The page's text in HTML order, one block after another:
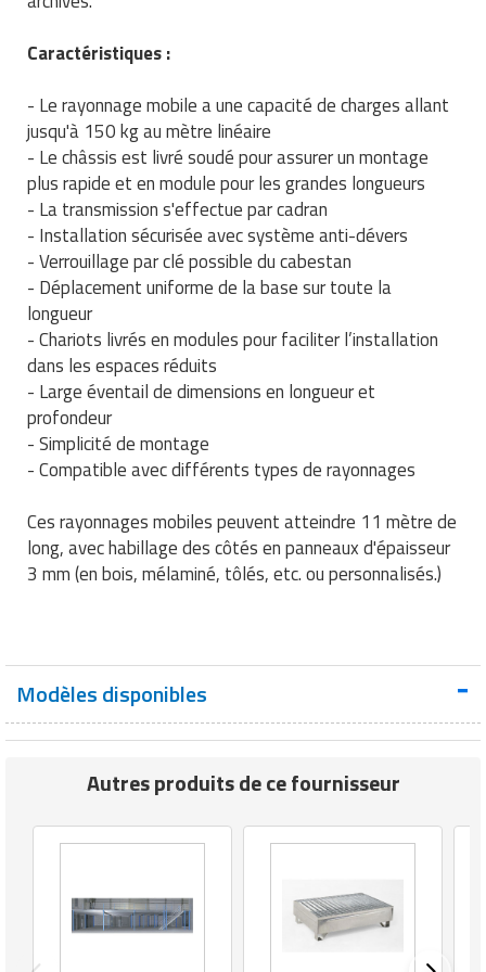
Vitrines pour magasin
Traitement des eaux
Trancheuse professionnelle
Transformateur électrique
Tubes et profilés
Tuyau flexible
Tuyau galvanisé
Tuyau renforcé
Ventilateurs et aération d'atelier
Traitement des surfaces
Traitement du linge
Vestiaires et casiers
Equipements de karting
Equipements pour patinage
Equipements pour roller
Equipements pour skateboard
Equipements pour stade et terrain
sportif
Jeu gymnique
Loisirs
Matériel de fitness
Vêtement sportif
Plats et plateaux
Pompes à sauce
Portes commandes restaurant
Présentoir pour restaurant
Réchaud professionnel
Réfrigérateur professionnel
Restauration foraine
Robinetterie professionnelle
Rôtisserie professionnelle
Sautause professionnelle
Tables de préparation réfrigérées
Ustensile de cuisine
Vaisselle restaurant
Vitrines réfrigérées
Caractéristiques :
- Le rayonnage mobile a une capacité de charges allant
jusqu'à 150 kg au mètre linéaire
- Le châssis est livré soudé pour assurer un montage
plus rapide et en module pour les grandes longueurs
- La transmission s'effectue par cadran
- Installation sécurisée avec système anti-dévers
- Verrouillage par clé possible du cabestan
- Déplacement uniforme de la base sur toute la
longueur
- Chariots livrés en modules pour faciliter l’installation
dans les espaces réduits
- Large éventail de dimensions en longueur et
profondeur
- Simplicité de montage
- Compatible avec différents types de rayonnages
Ces rayonnages mobiles peuvent atteindre 11 mètre de
long, avec habillage des côtés en panneaux d'épaisseur
3 mm (en bois, mélaminé, tôlés, etc. ou personnalisés.)
Modèles disponibles
Autres produits de ce fournisseur